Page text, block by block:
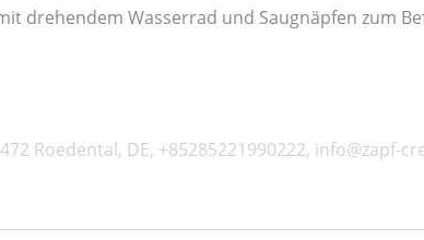
drehendem Wasserrad und Saugnäpfen zum
Roedental, DE, +85285221990222, info@zapf-